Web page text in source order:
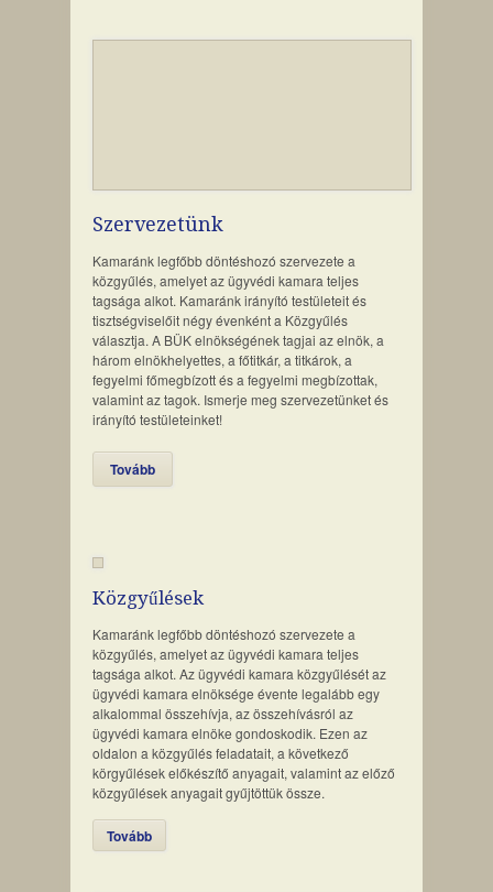
Szervezetünk
Kamaránk legfőbb döntéshozó szervezete a
közgyűlés, amelyet az ügyvédi kamara teljes
tagsága alkot. Kamaránk irányító testületeit és
tisztségviselőit négy évenként a Közgyűlés
választja. A BÜK elnökségének tagjai az elnök, a
három elnökhelyettes, a főtitkár, a titkárok, a
fegyelmi főmegbízott és a fegyelmi megbízottak,
valamint az tagok. Ismerje meg szervezetünket és
irányító testületeinket!
Tovább
Közgyűlések
Kamaránk legfőbb döntéshozó szervezete a
közgyűlés, amelyet az ügyvédi kamara teljes
tagsága alkot. Az ügyvédi kamara közgyűlését az
ügyvédi kamara elnöksége évente legalább egy
alkalommal összehívja, az összehívásról az
ügyvédi kamara elnöke gondoskodik. Ezen az
oldalon a közgyűlés feladatait, a következő
körgyűlések előkészítő anyagait, valamint az előző
közgyűlések anyagait gyűjtöttük össze.
Tovább